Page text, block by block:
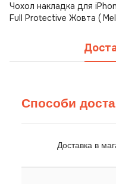
Чохол накладка для
Full Protective Жовта (
Способи
Доставка в